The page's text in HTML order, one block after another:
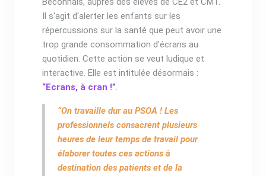
Il s'agit d'alerter les enfants sur les
répercussions sur la santé que peut avoir une
trop grande consommation d'écrans au
quotidien. Cette action se veut ludique et
interactive. Elle est intitulée désormais :
“Ecrans, à cran !”.
“On travaille dur au PSOA ! Les
professionnels consacrent plusieurs
heures de leur temps de travail pour
élaborer toutes ces actions à
destination des patients et de la